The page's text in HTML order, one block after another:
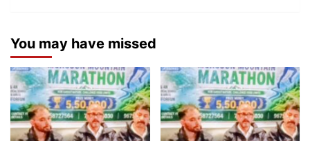
You may have missed